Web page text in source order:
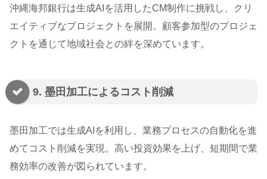
沖縄海邦銀行は生成AIを活用したCM制作に挑戦し、クリ
エイティブなプロジェクトを展開。顧客参加型のプロジェ
クトを通じて地域社会との絆を深めています。
9. 墨田加工によるコスト削減
墨田加工では生成AIを利用し、業務プロセスの自動化を進
めてコスト削減を実現。高い投資効果を上げ、短期間で業
務効率の改善が図られています。